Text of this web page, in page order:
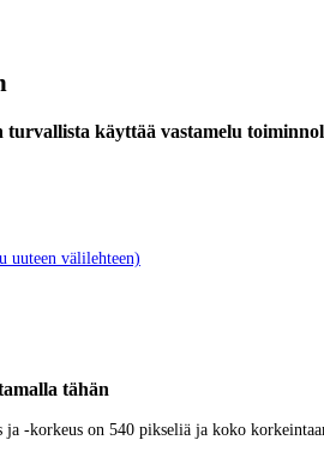
turvallista käyttää vastamelu
uuteen välilehteen)
tähän
-korkeus on 540 pikseliä ja koko